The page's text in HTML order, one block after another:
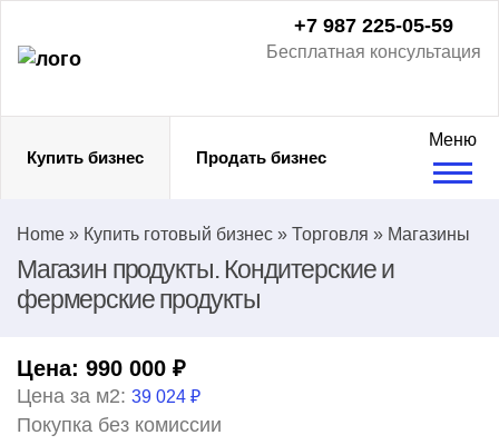
+7 987 225-05-59
Бесплатная консультация
Купить бизнес Продать бизнес
Меню
Home » Купить готовый бизнес » Торговля » Магазины
Магазин продукты. Кондитерские и
фермерские продукты
Цена: 990 000 ₽
Цена за м2: 39 024 ₽
Покупка без комиссии